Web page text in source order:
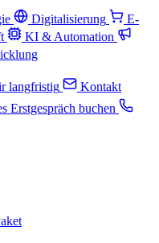
Digitalisierung
E-
KI & Automation
langfristig
Kontakt
Erstgespräch buchen